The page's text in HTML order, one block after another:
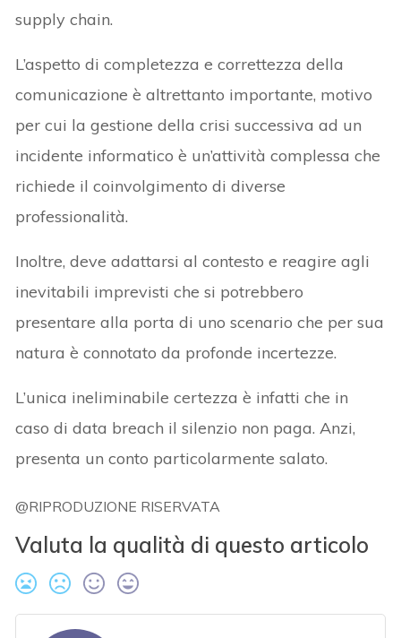
supply chain.
L’aspetto di completezza e correttezza della
comunicazione è altrettanto importante, motivo
per cui la gestione della crisi successiva ad un
incidente informatico è un’attività complessa che
richiede il coinvolgimento di diverse
professionalità.
Inoltre, deve adattarsi al contesto e reagire agli
inevitabili imprevisti che si potrebbero
presentare alla porta di uno scenario che per sua
natura è connotato da profonde incertezze.
L’unica ineliminabile certezza è infatti che in
caso di data breach il silenzio non paga. Anzi,
presenta un conto particolarmente salato.
@RIPRODUZIONE RISERVATA
Valuta la qualità di questo articolo